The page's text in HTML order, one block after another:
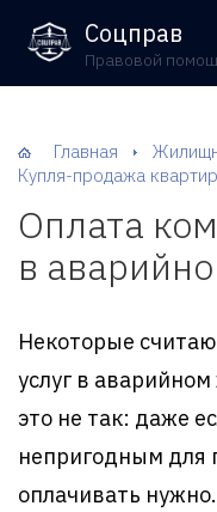
8
Соцправ
Правовой
Главная
Купля-продажа
Оплата
в
Некоторые
услуг в
это не так: даже
непригодным для
оплачивать